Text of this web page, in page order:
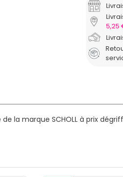
5,25
la marque SCHOLL à prix